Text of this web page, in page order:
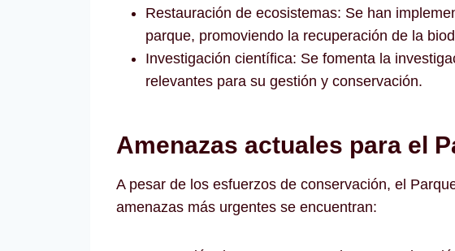
Restauración de ecosistemas: Se han
parque, promoviendo la recuperación de la
Investigación científica: Se fomenta la
relevantes para su gestión y conservación.
Amenazas actuales para el
A pesar de los esfuerzos de conservación, el
amenazas más urgentes se encuentran: